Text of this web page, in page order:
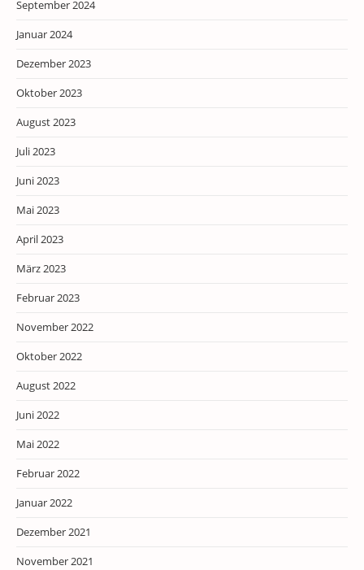
September 2024
Januar 2024
Dezember 2023
Oktober 2023
August 2023
Juli 2023
Juni 2023
Mai 2023
April 2023
März 2023
Februar 2023
November 2022
Oktober 2022
August 2022
Juni 2022
Mai 2022
Februar 2022
Januar 2022
Dezember 2021
November 2021